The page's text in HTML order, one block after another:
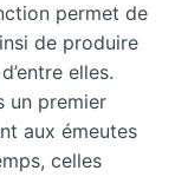
permet de
de produire
elles.
un premier
aux émeutes
celles